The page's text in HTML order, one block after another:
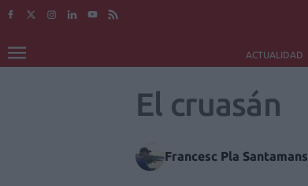
ACTUALIDAD
El cruasán
Francesc Pla Santamans